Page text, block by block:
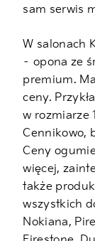
sam serwis
W salonach
– opona ze
premium.
ceny.
w rozmiarze
Cennikowo,
Ceny
więcej,
także
wszystkich
Nokiana,